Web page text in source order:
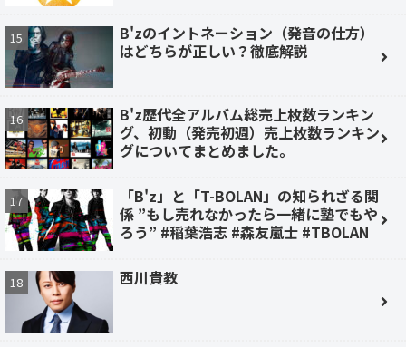
B'zのイントネーション（発音の仕方）
はどちらが正しい？徹底解説
B'z歴代全アルバム総売上枚数ランキン
グ、初動（発売初週）売上枚数ランキン
グについてまとめました。
「B'z」と「T-BOLAN」の知られざる関
係 ”もし売れなかったら一緒に塾でもや
ろう” #稲葉浩志 #森友嵐士 #TBOLAN
西川貴教